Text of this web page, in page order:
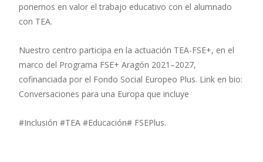
ponemos en valor el trabajo educativo con el alumnado
con TEA.
Nuestro centro participa en la actuación TEA-FSE+, en el
marco del Programa FSE+ Aragón 2021–2027,
cofinanciada por el Fondo Social Europeo Plus. Link en bio:
Conversaciones para una Europa que incluye
#Inclusión #TEA #Educación# FSEPlus.